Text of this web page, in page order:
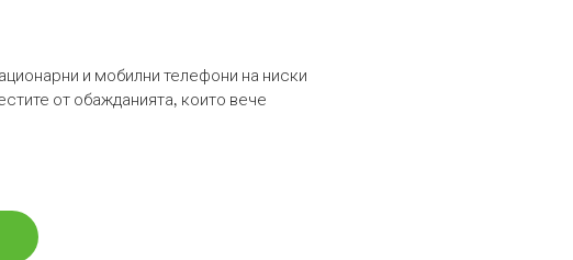
и мобилни телефони на ниски
от обажданията, които вече